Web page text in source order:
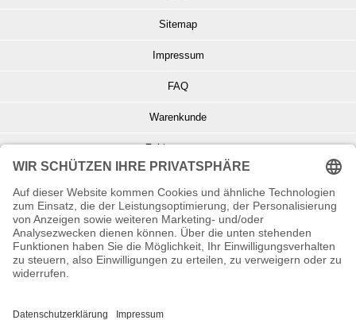
Sitemap
Impressum
FAQ
Warenkunde
Zahlungsarten
Info zu Elektro- u. Elektronikgeräten
Batterieentsorgung
Informationen zur Echtheit von Kundenbewertungen